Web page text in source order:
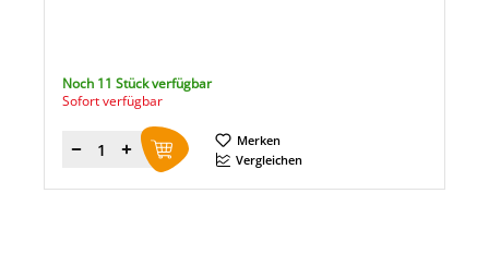
Noch 11 Stück verfügbar
Sofort verfügbar
Menge
Merken
Vergleichen